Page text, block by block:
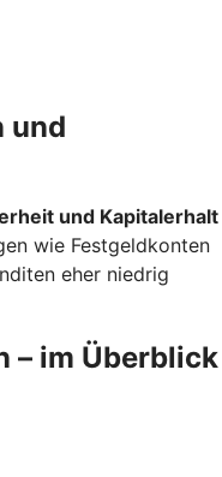
und
und Kapitalerhalt
wie Festgeldkonten
eher niedrig
– im Überblick